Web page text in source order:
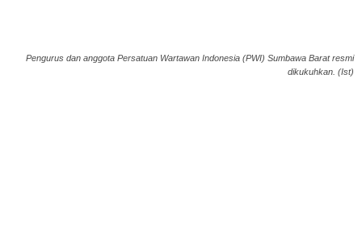
Pengurus dan anggota Persatuan Wartawan Indonesia (PWI) Sumbawa Barat resmi
dikukuhkan. (Ist)